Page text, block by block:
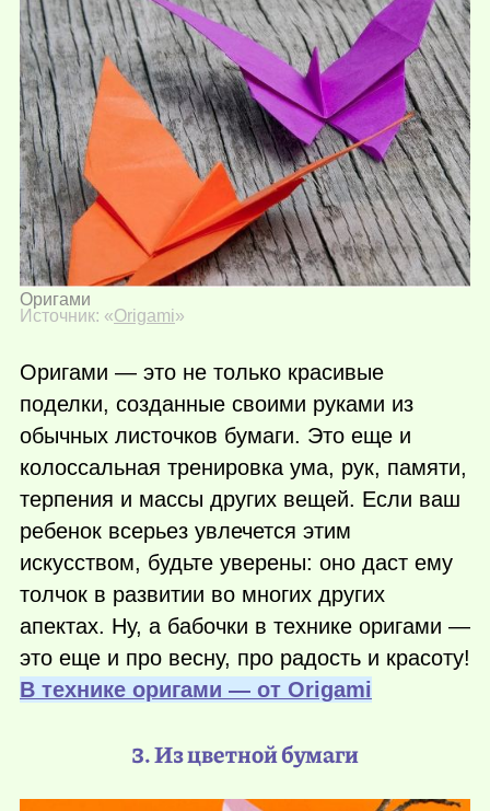
Оригами
Источник: «Origami»
Оригами — это не только красивые
поделки, созданные своими руками из
обычных листочков бумаги. Это еще и
колоссальная тренировка ума, рук, памяти,
терпения и массы других вещей. Если ваш
ребенок всерьез увлечется этим
искусством, будьте уверены: оно даст ему
толчок в развитии во многих других
апектах. Ну, а бабочки в технике оригами —
это еще и про весну, про радость и красоту!
В технике оригами — от Оrigami
3. Из цветной бумаги